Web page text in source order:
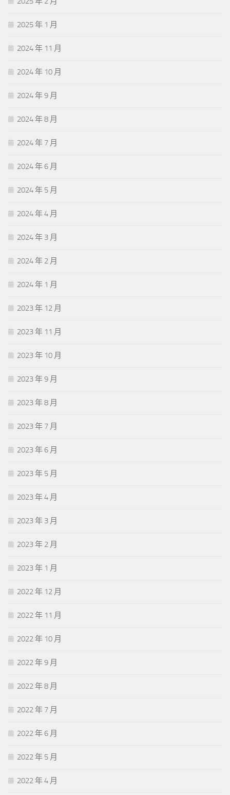
2025 年 1 月
2024 年 11 月
2024 年 10 月
2024 年 9 月
2024 年 8 月
2024 年 7 月
2024 年 6 月
2024 年 5 月
2024 年 4 月
2024 年 3 月
2024 年 2 月
2024 年 1 月
2023 年 12 月
2023 年 11 月
2023 年 10 月
2023 年 9 月
2023 年 8 月
2023 年 7 月
2023 年 6 月
2023 年 5 月
2023 年 4 月
2023 年 3 月
2023 年 2 月
2023 年 1 月
2022 年 12 月
2022 年 11 月
2022 年 10 月
2022 年 9 月
2022 年 8 月
2022 年 7 月
2022 年 6 月
2022 年 5 月
2022 年 4 月